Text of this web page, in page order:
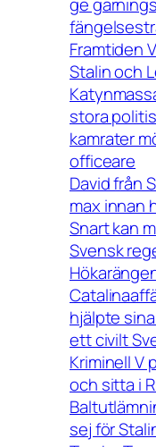
Framtiden
Stalin och
stora
kamrater
officeare
David från
max innan
Snart kan
Svensk
hjälpte
ett civilt
Kriminell V
och sitta i
sej för